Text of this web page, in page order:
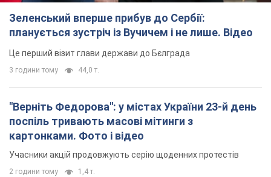
Зеленський вперше прибув до Сербії:
планується зустріч із Вучичем і не лише. Відео
Це перший візит глави держави до Бєлграда
3 години тому 44,0 т.
"Верніть Федорова": у містах України 23-й день
поспіль тривають масові мітинги з
картонками. Фото і відео
Учасники акцій продовжують серію щоденних протестів
2 години тому 1,4 т.